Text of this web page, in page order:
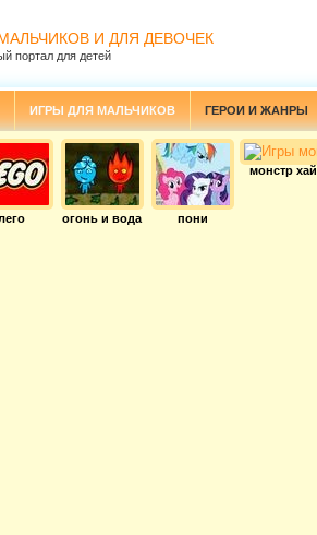
И ДЛЯ ДЕВОЧЕК
портал для детей
ИГРЫ ДЛЯ МАЛЬЧИКОВ ГЕРОИ И ЖАНРЫ
огонь и вода пони
монстр хай